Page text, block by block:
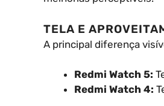
TELA E
A principal diferença
Redmi Watch 5:
Redmi Watch 4: